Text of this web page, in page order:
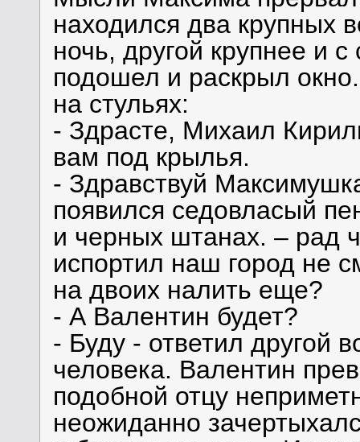
находился два крупных
ночь, другой крупнее и
подошел и раскрыл
на стульях:
- Здрасте, Михаил
вам под крылья.
- Здравствуй
появился седовласый
и черных штанах. – рад
испортил наш город не
на двоих налить еще?
- А Валентин будет?
- Буду - ответил другой
человека. Валентин
подобной отцу
неожиданно